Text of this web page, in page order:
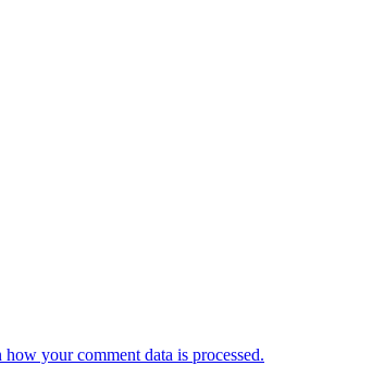
how your comment data is processed.